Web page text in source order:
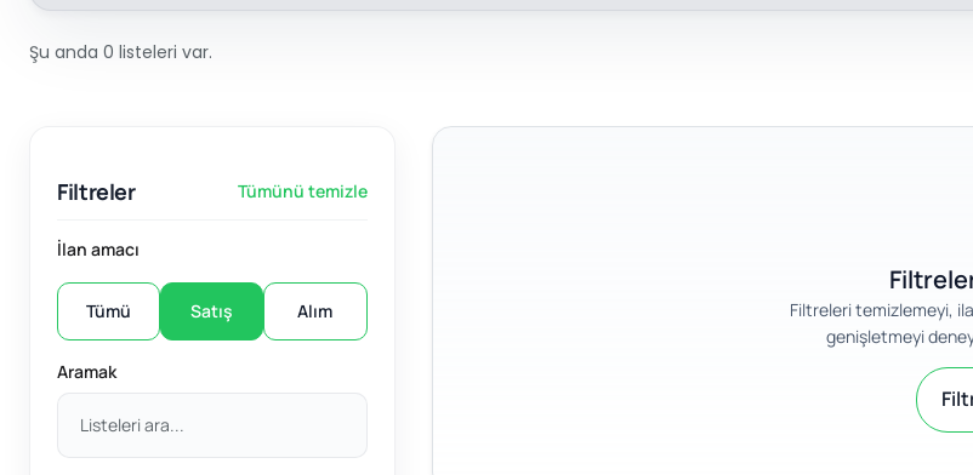
Şu anda 0 listeleri var.
Filtreler Tümünü temizle
İlan amacı
Tümü Satış Alım
Aramak
Filtreleri temizlemeyi,
genişletmeyi